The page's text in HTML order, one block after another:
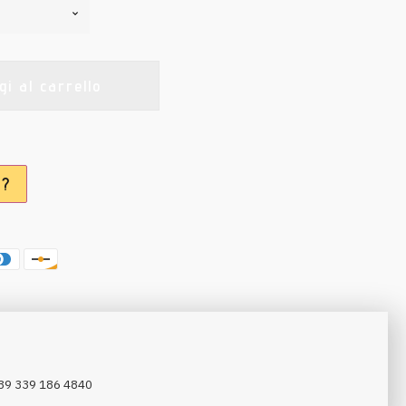
339 186 4840